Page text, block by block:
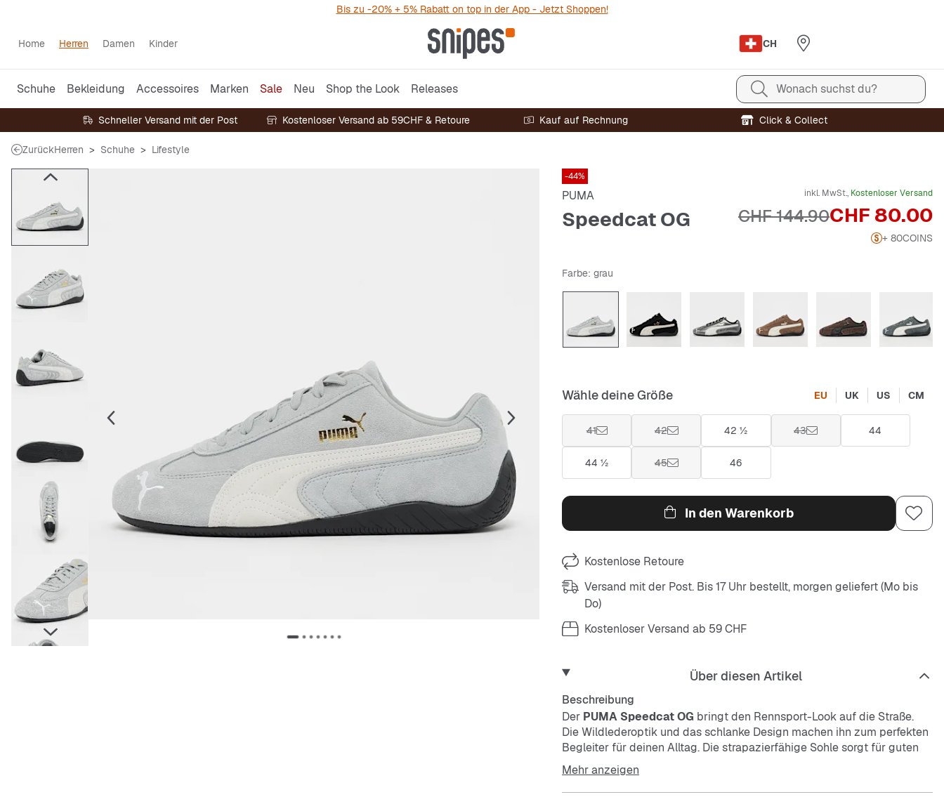
Bis zu -20% + 5% Rabatt on top in der App - Jetzt Shoppen!
Home Herren Damen Kinder CH
Schuhe Bekleidung Accessoires Marken Sale Neu Shop the Look Releases Wonach suchst du?
Schneller Versand mit der Post Kostenloser Versand ab 59CHF & Retoure Kauf auf Rechnung Click & Collect
ZurückHerren Schuhe Lifestyle
-44%
PUMA
Speedcat OG
inkl. MwSt., Kostenloser Versand
Preis
CHF 80.00
Originalpreis
CHF 144.90
+ 80COINS
Farbe: grau
Wähle deine Größe EU UK US CM
41 42 42 ½ 43 44
44 ½ 45 46
In den Warenkorb
Kostenlose Retoure
Versand mit der Post. Bis 17 Uhr bestellt, morgen geliefert (Mo bis
Do)
Kostenloser Versand ab 59 CHF
Über diesen Artikel
Beschreibung
Der PUMA Speedcat OG bringt den Rennsport-Look auf die Straße.
Die Wildlederoptik und das schlanke Design machen ihn zum perfekten
Begleiter für deinen Alltag. Die strapazierfähige Sohle sorgt für guten
Grip, während die Schnürsenkel für den perfekten Sitz sorgen.
Mehr anzeigen